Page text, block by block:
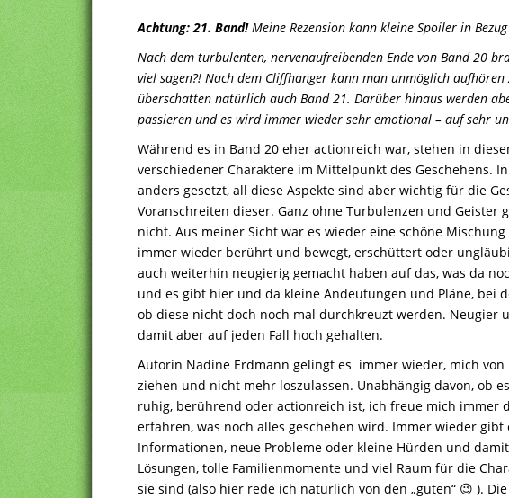
Achtung: 21. Band!Meine Rezension kann kleine Spoiler in
Nach dem turbulenten, nervenaufreibenden Ende von Band 20
viel sagen?! Nach dem Cliffhanger kann man unmöglich aufhören
überschatten natürlich auch Band 21. Darüber hinaus werden
passieren und es wird immer wieder sehr emotional – auf sehr
Während es in Band 20 eher actionreich war, stehen in
verschiedener Charaktere im Mittelpunkt des Geschehens.
anders gesetzt, all diese Aspekte sind aber wichtig für die
Voranschreiten dieser. Ganz ohne Turbulenzen und Geister
nicht. Aus meiner Sicht war es wieder eine schöne
immer wieder berührt und bewegt, erschüttert oder
auch weiterhin neugierig gemacht haben auf das, was da
und es gibt hier und da kleine Andeutungen und Pläne, bei
ob diese nicht doch noch mal durchkreuzt werden. Neugier
damit aber auf jeden Fall hoch gehalten.
Autorin Nadine Erdmann gelingt es immer wieder, mich
ziehen und nicht mehr loszulassen. Unabhängig davon, ob
ruhig, berührend oder actionreich ist, ich freue mich immer
erfahren, was noch alles geschehen wird. Immer wieder gibt
Informationen, neue Probleme oder kleine Hürden und
Lösungen, tolle Familienmomente und viel Raum für die
sie sind (also hier rede ich natürlich von den „guten“ 😉 ).